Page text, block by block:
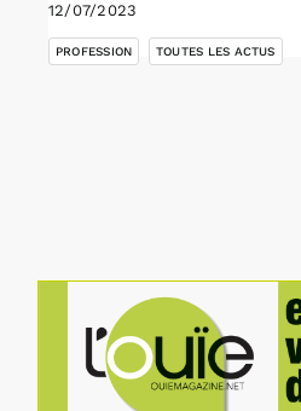
12/07/2023
PROFESSION TOUTES LES ACTUS